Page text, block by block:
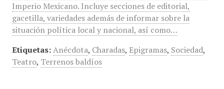
Imperio Mexicano. Incluye secciones de editorial,
gacetilla, variedades además de informar sobre la
situación política local y nacional, así como…
Etiquetas: Anécdota, Charadas, Epigramas, Sociedad,
Teatro, Terrenos baldíos